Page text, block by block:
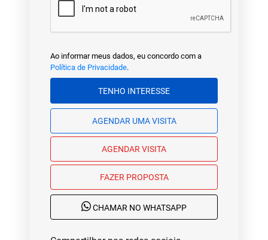
Ao informar meus dados, eu concordo com a
Política de Privacidade.
TENHO INTERESSE
AGENDAR UMA VISITA
AGENDAR VISITA
FAZER PROPOSTA
CHAMAR NO WHATSAPP